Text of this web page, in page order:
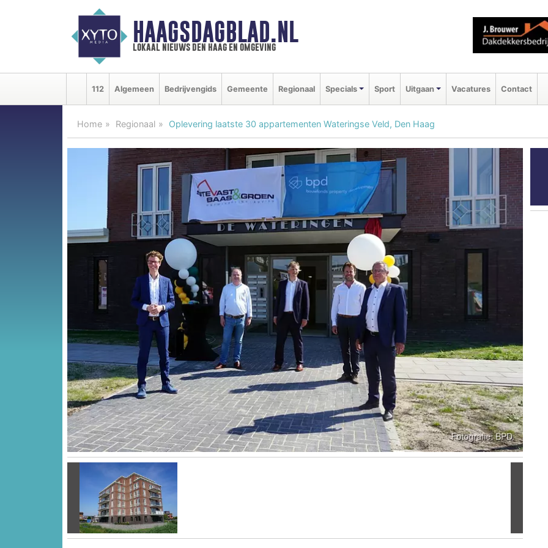
HAAGSDAGBLAD.NL
lokaal nieuws den haag en omgeving
112 Algemeen Bedrijvengids Gemeente Regionaal Specials Sport Uitgaan Vacatures Contact
Home Regionaal Oplevering laatste 30 appartementen Wateringse Veld, Den Haag
Vorige